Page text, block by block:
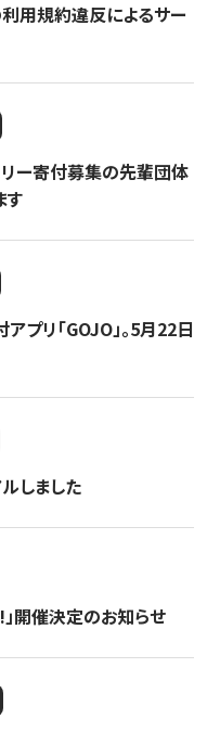
用規約違反によるサー
リー寄付募集の先輩団体
す
プリ「GOJO」。5月22日
しました
開催決定のお知らせ